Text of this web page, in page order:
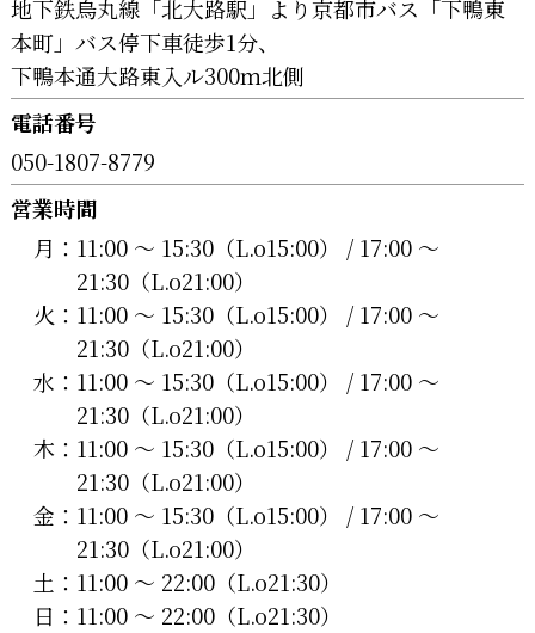
地下鉄烏丸線「北大路駅」より京都市バス「下鴨東
本町」バス停下車徒歩1分、
下鴨本通大路東入ル300ｍ北側
電話番号
050-1807-8779
営業時間
月： 11:00 〜 15:30（L.o15:00） / 17:00 〜
21:30（L.o21:00）
火： 11:00 〜 15:30（L.o15:00） / 17:00 〜
21:30（L.o21:00）
水： 11:00 〜 15:30（L.o15:00） / 17:00 〜
21:30（L.o21:00）
木： 11:00 〜 15:30（L.o15:00） / 17:00 〜
21:30（L.o21:00）
金： 11:00 〜 15:30（L.o15:00） / 17:00 〜
21:30（L.o21:00）
土： 11:00 〜 22:00（L.o21:30）
日： 11:00 〜 22:00（L.o21:30）